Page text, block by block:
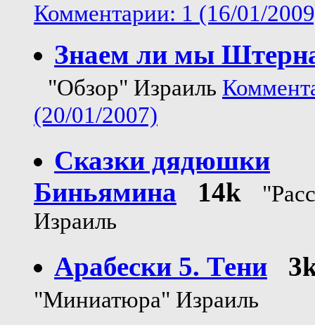
Комментарии: 1 (16/01/
Знаем ли мы
"Обзор" Израиль
(20/01/2007)
Сказки дядюшки
Биньямина
14k
Израиль
Арабески 5. Тени
"Миниатюра" Израиль